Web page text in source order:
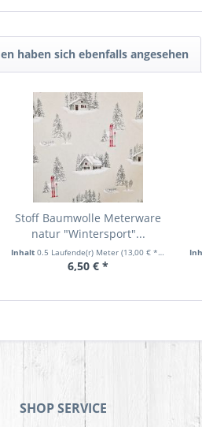
haben sich ebenfalls angesehen
Stoff Baumwolle Meterware
natur "Wintersport"...
Inhalt 0.5 Laufende(r) Meter (13,00 € * / 1 Laufende(r) Meter)
6,50 € *
SHOP SERVICE